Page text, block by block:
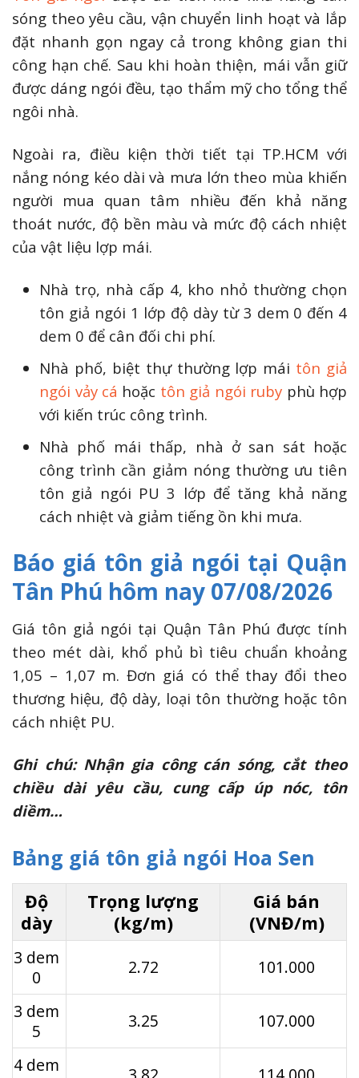
sóng theo yêu cầu, vận chuyển linh hoạt và lắp
đặt nhanh gọn ngay cả trong không gian thi
công hạn chế. Sau khi hoàn thiện, mái vẫn giữ
được dáng ngói đều, tạo thẩm mỹ cho tổng thể
ngôi nhà.
Ngoài ra, điều kiện thời tiết tại TP.HCM với
nắng nóng kéo dài và mưa lớn theo mùa khiến
người mua quan tâm nhiều đến khả năng
thoát nước, độ bền màu và mức độ cách nhiệt
của vật liệu lợp mái.
Nhà trọ, nhà cấp 4, kho nhỏ thường chọn
tôn giả ngói 1 lớp độ dày từ 3 dem 0 đến 4
dem 0 để cân đối chi phí.
Nhà phố, biệt thự thường lợp mái tôn giả
ngói vảy cá hoặc tôn giả ngói ruby phù hợp
với kiến trúc công trình.
Nhà phố mái thấp, nhà ở san sát hoặc
công trình cần giảm nóng thường ưu tiên
tôn giả ngói PU 3 lớp để tăng khả năng
cách nhiệt và giảm tiếng ồn khi mưa.
Báo giá tôn giả ngói tại Quận
Tân Phú hôm nay 07/08/2026
Giá tôn giả ngói tại Quận Tân Phú được tính
theo mét dài, khổ phủ bì tiêu chuẩn khoảng
1,05 – 1,07 m. Đơn giá có thể thay đổi theo
thương hiệu, độ dày, loại tôn thường hoặc tôn
cách nhiệt PU.
Ghi chú: Nhận gia công cán sóng, cắt theo
chiều dài yêu cầu, cung cấp úp nóc, tôn
diềm…
Bảng giá tôn giả ngói Hoa Sen
Độ
dày
Trọng lượng
(kg/m)
Giá bán
(VNĐ/m)
3 dem
0
2.72 101.000
3 dem
5
3.25 107.000
4 dem